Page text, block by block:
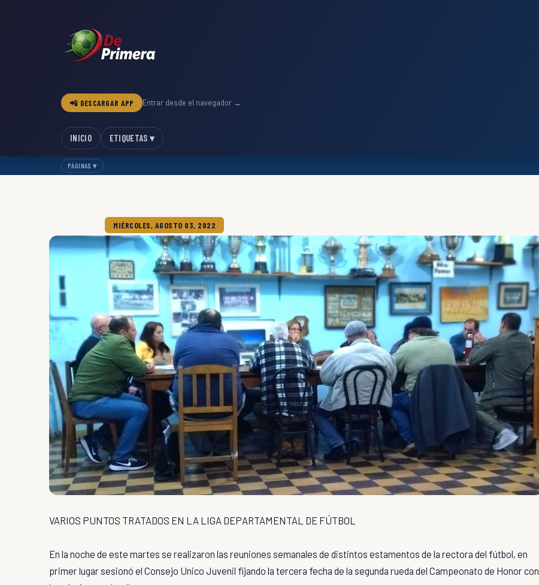
📲 DESCARGAR APP Entrar desde el navegador →
INICIO ETIQUETAS ▾
PÁGINAS ▾
MIÉRCOLES, AGOSTO 03, 2022
VARIOS PUNTOS TRATADOS EN LA LIGA DEPARTAMENTAL DE FÚTBOL
En la noche de este martes se realizaron las reuniones semanales de distintos estamentos de la rectora del fútbol, en
primer lugar sesionó el Consejo Unico Juvenil fijando la tercera fecha de la segunda rueda del Campeonato de Honor con